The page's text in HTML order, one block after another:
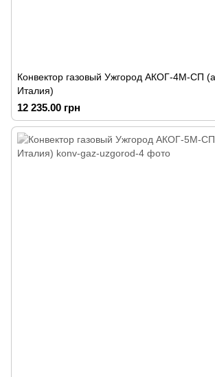
Конвектор газовый Ужгород АКОГ-4М-СП
Италия)
12 235.00 грн